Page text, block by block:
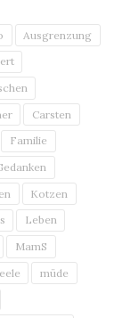
Ausgrenzung
Carsten
Familie
Kotzen
Leben
MamS
müde